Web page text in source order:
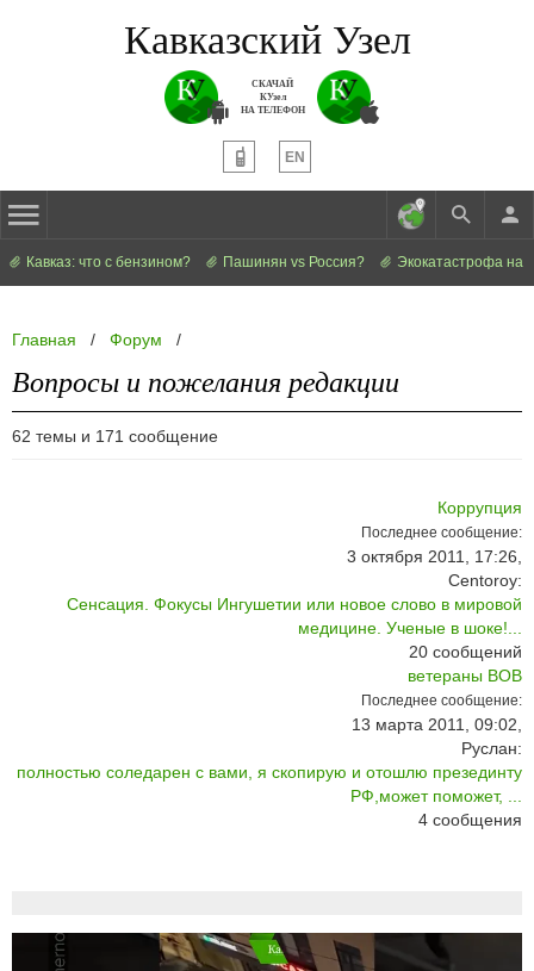
Кавказский Узел
СКАЧАЙ
КУзел
НА ТЕЛЕФОН
EN
Кавказ: что с бензином? Пашинян vs Россия? Экокатастрофа на
Главная / Форум /
Вопросы и пожелания редакции
62 темы и 171 сообщение
Коррупция
Последнее сообщение:
3 октября 2011, 17:26,
Centoroy:
Сенсация. Фокусы Ингушетии или новое слово в мировой
медицине. Ученые в шоке!...
20 сообщений
ветераны ВОВ
Последнее сообщение:
13 марта 2011, 09:02,
Руслан:
полностью соледарен с вами, я скопирую и отошлю презединту
РФ,может поможет, ...
4 сообщения